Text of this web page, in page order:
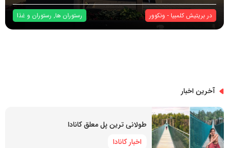
در بریتیش کلمبیا - ونکوور رستوران ها, رستوران و غذا
آخرین اخبار
طولانی ترین پل معلق کانادا
اخبار کانادا